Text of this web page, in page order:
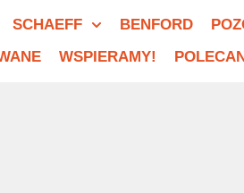
SCHAEFF BENFORD
WSPIERAMY!